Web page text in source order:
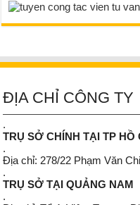
ĐỊA CHỈ CÔNG TY
.
TRỤ SỞ CHÍNH TẠI TP HỒ
.
Địa chỉ: 278/22 Phạm Văn
.
TRỤ SỞ TẠI QUẢNG NAM
.